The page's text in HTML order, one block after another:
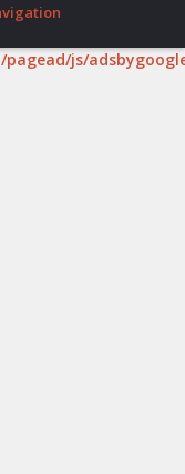
js/